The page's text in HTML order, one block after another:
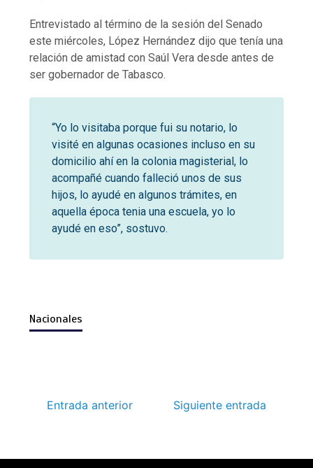
Entrevistado al término de la sesión del Senado
este miércoles, López Hernández dijo que tenía una
relación de amistad con Saúl Vera desde antes de
ser gobernador de Tabasco.
“Yo lo visitaba porque fui su notario, lo
visité en algunas ocasiones incluso en su
domicilio ahí en la colonia magisterial, lo
acompañé cuando falleció unos de sus
hijos, lo ayudé en algunos trámites, en
aquella época tenia una escuela, yo lo
ayudé en eso”, sostuvo.
Nacionales
Entrada anterior Siguiente entrada